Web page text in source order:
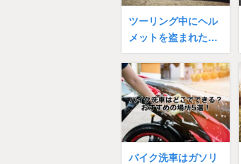
ツーリング中にヘル
メットを盗まれた…
バイク洗車はガソリ